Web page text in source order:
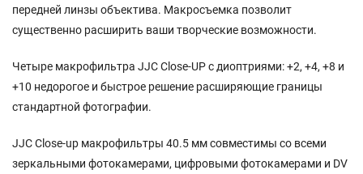
передней линзы объектива. Макросъемка позволит
существенно расширить ваши творческие возможности.
Четыре макрофильтра JJC Close-UP с диоптриями: +2, +4, +8 и
+10 недорогое и быстрое решение расширяющие границы
стандартной фотографии.
JJC Close-up макрофильтры 40.5 мм совместимы со всеми
зеркальными фотокамерами, цифровыми фотокамерами и DV